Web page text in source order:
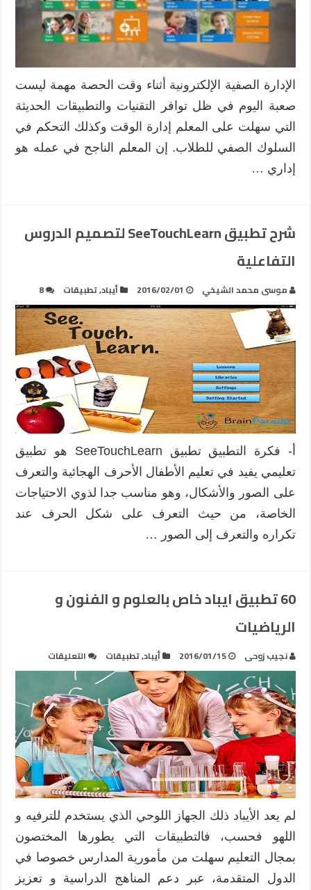
الإدارة الصفية الإلكترونية أثناء وقت الحصة مهمة ليست
صعبة اليوم في ظل توافر التقنيات والتطبيقات الحديثة
التي سهلت على المعلم إدارة الوقت وكذلك التحكم في
السلوك الصفي للطلاب. إن المعلم الناجح في عمله هو
إداري …
شرح تطبيق SeeTouchLearn لتصميم الدروس
التفاعلية
موسى محمد الشيخي 2016/02/01 أيباد,تطبيقات 8
أ- فكرة التطبيق تطبيق SeeTouchLearn هو تطبيق
تعليمي يفيد في تعليم الأطفال الأحرف الهجائية والتعرف
على الصور والأشكال، وهو مناسب جدا لذوي الاحتياجات
الخاصة، من حيث التعرف على شكل الحرف عند
تكراره والتعرف إلى الصور …
60 تطبيق ايباد خاص بالعلوم و الفنون و
الرياضيات
نجيب زوحى 2016/01/15 أيباد,تطبيقات التعليقات
60
ايباد
خاص
بالعلوم
و
الفنون
و
الرياضيات
مغلقة
لم يعد الأيباد ذلك الجهاز اللوحي الذي يستخدم للترفيه و
اللهو فحسب، فالتطبيقات التي يطورها المختصون
بمجال التعليم سهلت من مأمورية المدارس خصوصا في
الدول المتقدمة، عبر دعم المناهج الدراسية و تعزيز